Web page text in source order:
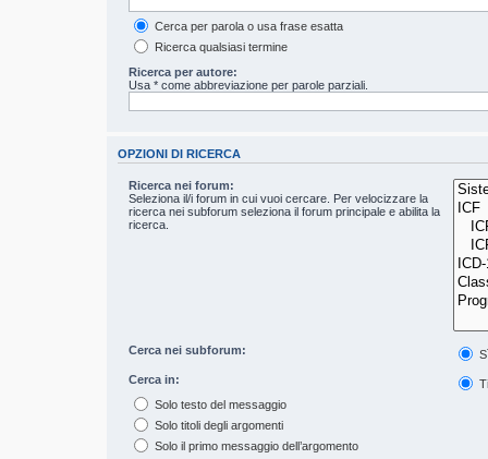
Cerca per parola o usa frase esatta
Ricerca qualsiasi termine
Ricerca per autore:
Usa * come abbreviazione per parole parziali.
OPZIONI DI RICERCA
Ricerca nei forum:
Seleziona il/i forum in cui vuoi cercare. Per velocizzare la
ricerca nei subforum seleziona il forum principale e abilita la
ricerca.
Cerca nei subforum:
Cerca in:
Solo testo del messaggio
Solo titoli degli argomenti
Solo il primo messaggio dell’argomento